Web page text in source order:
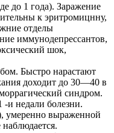
до 1 года). Заражение
к эритромицнну,
отделы
иммунодепрессантов,
шок,
Быстро нарастают
доходит до 30—40 в
синдром.
-и недали болезни.
умеренно выраженной